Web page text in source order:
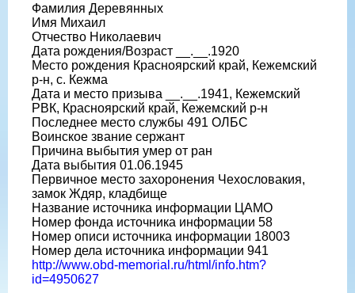
Фамилия Деревянных
Имя Михаил
Отчество Николаевич
Дата рождения/Возраст __.__.1920
Место рождения Красноярский край, Кежемский
р-н, с. Кежма
Дата и место призыва __.__.1941, Кежемский
РВК, Красноярский край, Кежемский р-н
Последнее место службы 491 ОЛБС
Воинское звание сержант
Причина выбытия умер от ран
Дата выбытия 01.06.1945
Первичное место захоронения Чехословакия,
замок Ждяр, кладбище
Название источника информации ЦАМО
Номер фонда источника информации 58
Номер описи источника информации 18003
Номер дела источника информации 941
http://www.obd-memorial.ru/html/info.htm?
id=4950627